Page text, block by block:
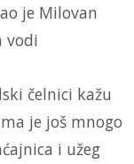
je Milovan
vodi
čelnici kažu
je još mnogo
i užeg